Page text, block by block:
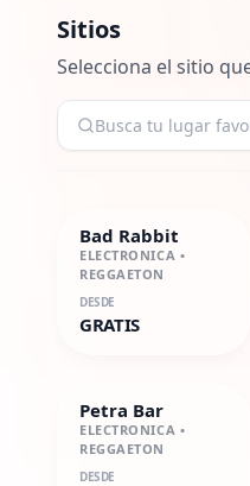
Sitios
Selecciona el sitio
Bad Rabbit
ELECTRONICA •
REGGAETON
DESDE
GRATIS
Petra Bar
ELECTRONICA •
REGGAETON
DESDE